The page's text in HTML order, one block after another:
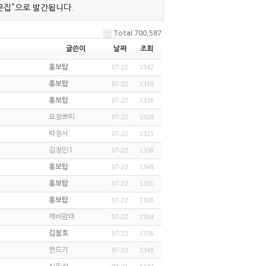
”으로 발간됩니다.
Total 700,587
글쓴이 날짜 조회
홍보탑 07-22 1342
홍보탑 07-22 1319
홍보탑 07-22 1336
요정쁘띠 07-22 1320
박정서 07-22 1325
김정민1 07-22 1338
홍보탑 07-22 1348
홍보탑 07-22 1351
홍보탑 07-22 1338
깨비맘마 07-22 1334
김철호 07-22 1336
쩐드기 07-22 1348